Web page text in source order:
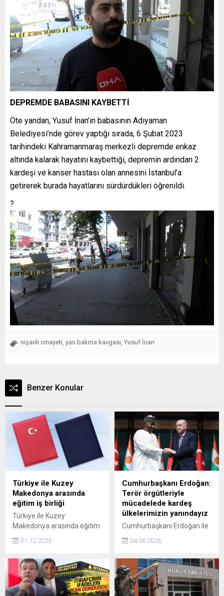
DEPREMDE BABASINI KAYBETTİ
Öte yandan, Yusuf İnan’ın babasının Adıyaman
Belediyesi’nde görev yaptığı sırada, 6 Şubat 2023
tarihindeki Kahramanmaraş merkezli depremde enkaz
altında kalarak hayatını kaybettiği, depremin ardından 2
kardeşi ve kanser hastası olan annesini İstanbul’a
getirerek burada hayatlarını sürdürdükleri öğrenildi.
?
nişanlı cinayeti, yan bakma kavgası, Yusuf İnan
Benzer Konular
Türkiye ile Kuzey
Makedonya arasında
eğitim iş birliği
Türkiye ile Kuzey
Makedonya arasında eğitim
Milli Eğitim Bakanı Yusuf
Eğitim ve Bilim Bakanı
Vesna Janevska tarafından
imzalandı.
31.12.2025
Cumhurbaşkanı Erdoğan:
Terör örgütleriyle
mücadelede kardeş
ülkelerimizin yanındayız
Cumhurbaşkanı Erdoğan ile
Tchiani, ikili ve heyetler arası
anlaşmaların imza töreni ile
ortak basın toplantısı
düzenledi.
04.06.2026